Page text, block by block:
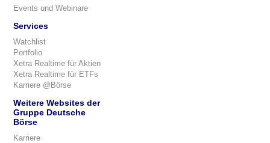
Events und Webinare
Services
Watchlist
Portfolio
Xetra Realtime für Aktien
Xetra Realtime für ETFs
Karriere @Börse
Weitere Websites der
Gruppe Deutsche
Börse
Karriere